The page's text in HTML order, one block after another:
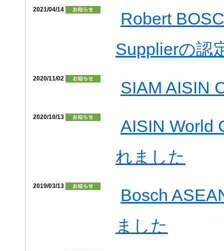
2021/04/14
Robert
Supplierの認
2020/11/02 SIAM AISIN
2020/10/13
AISIN World
れました
2019/03/13
Bosch
ました